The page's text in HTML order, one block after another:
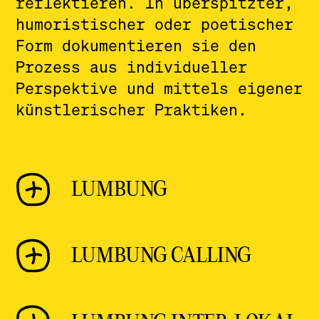
humoristischer oder poetischer
Form dokumentieren sie den
Prozess aus individueller
Perspektive und mittels eigener
künstlerischer Praktiken.
LUMBUNG
lumbung ist die konkrete Praxis
auf dem Weg zur documenta
fifteen im Jahr 2022 und
LUMBUNG CALLING
lumbung calling ist das erste